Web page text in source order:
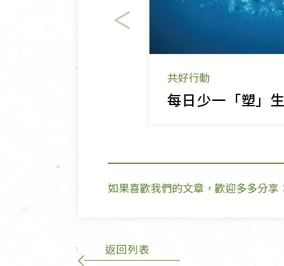
共好行動
每日少一「塑」
如果喜歡我們的文章，歡迎多多分享
返回列表